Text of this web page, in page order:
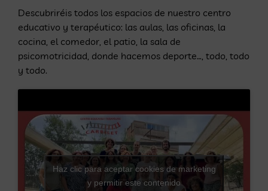
Descubriréis todos los espacios de nuestro centro
educativo y terapéutico: las aulas, las oficinas, la
cocina, el comedor, el patio, la sala de
psicomotricidad, donde hacemos deporte…, todo, todo
y todo.
Haz clic para aceptar cookies de marketing
y permitir este contenido